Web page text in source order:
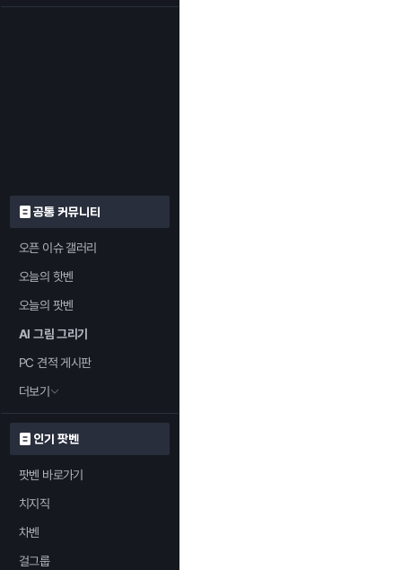
공통 커뮤니티
오픈 이슈 갤러리
오늘의 핫벤
오늘의 팟벤
AI 그림 그리기
PC 견적 게시판
더보기
인기 팟벤
팟벤 바로가기
치지직
차벤
걸그룹